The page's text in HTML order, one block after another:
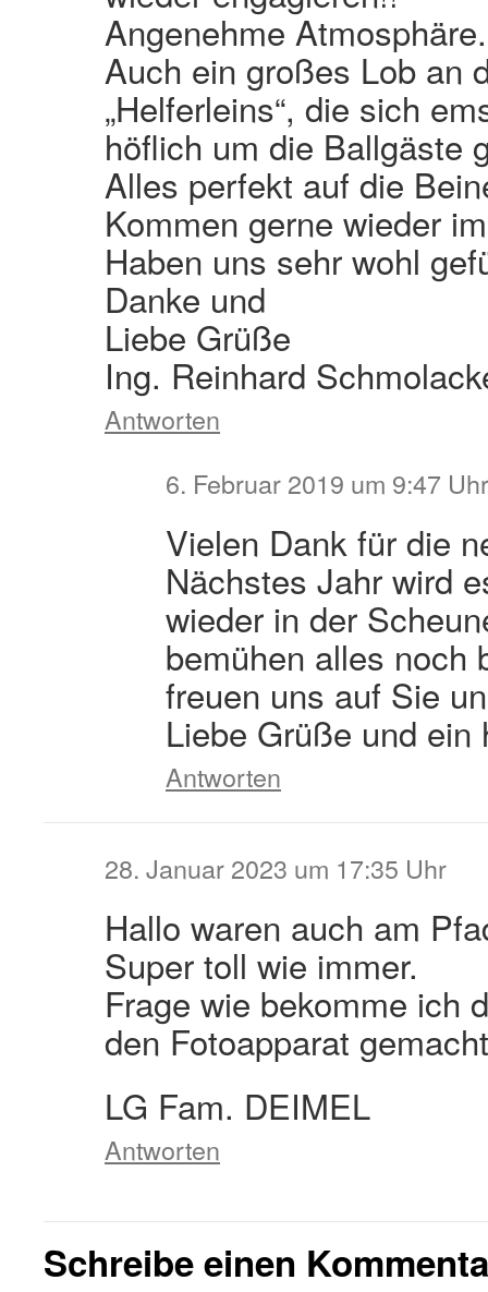
Angenehme Atmosphäre.
Auch ein großes Lob an
„Helferleins“, die sich
höflich um die Ballgäste
Alles perfekt auf die
Kommen gerne wieder
Haben uns sehr wohl
Danke und
Liebe Grüße
Ing. Reinhard
Antworten
6. Februar 2019 um 9:47 Uhr
Vielen Dank für die
Nächstes Jahr wird
wieder in der
bemühen alles noch
freuen uns auf Sie
Liebe Grüße und
Antworten
28. Januar 2023 um 17:35 Uhr
Hallo waren auch am
Super toll wie immer.
Frage wie bekomme ich
den Fotoapparat
LG Fam. DEIMEL
Antworten
Schreibe einen